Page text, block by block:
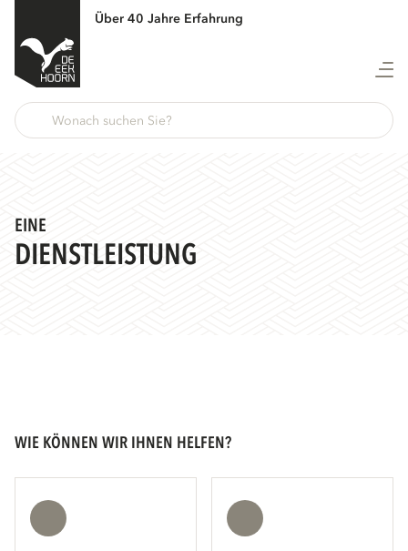
Über 40 Jahre Erfahrung
EINE
DIENSTLEISTUNG
WIE KÖNNEN WIR IHNEN HELFEN?